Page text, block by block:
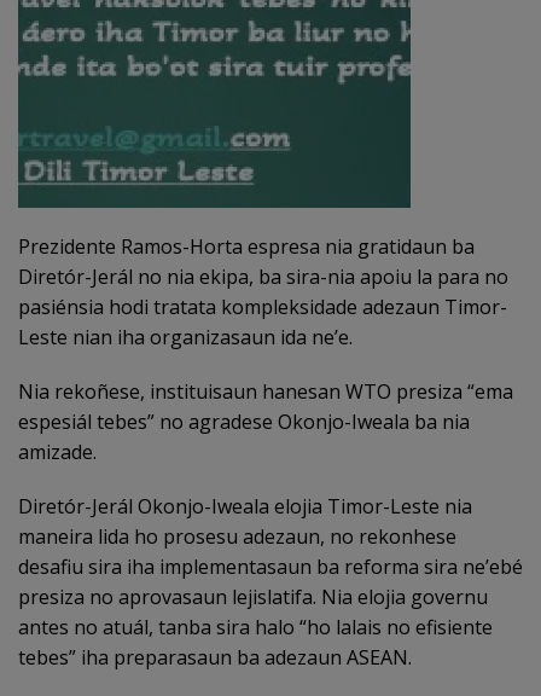
Prezidente Ramos-Horta espresa nia gratidaun ba
Diretór-Jerál no nia ekipa, ba sira-nia apoiu la para no
pasiénsia hodi tratata kompleksidade adezaun Timor-
Leste nian iha organizasaun ida ne’e.
Nia rekoñese, instituisaun hanesan WTO presiza “ema
espesiál tebes” no agradese Okonjo-Iweala ba nia
amizade.
Diretór-Jerál Okonjo-Iweala elojia Timor-Leste nia
maneira lida ho prosesu adezaun, no rekonhese
desafiu sira iha implementasaun ba reforma sira ne’ebé
presiza no aprovasaun lejislatifa. Nia elojia governu
antes no atuál, tanba sira halo “ho lalais no efisiente
tebes” iha preparasaun ba adezaun ASEAN.